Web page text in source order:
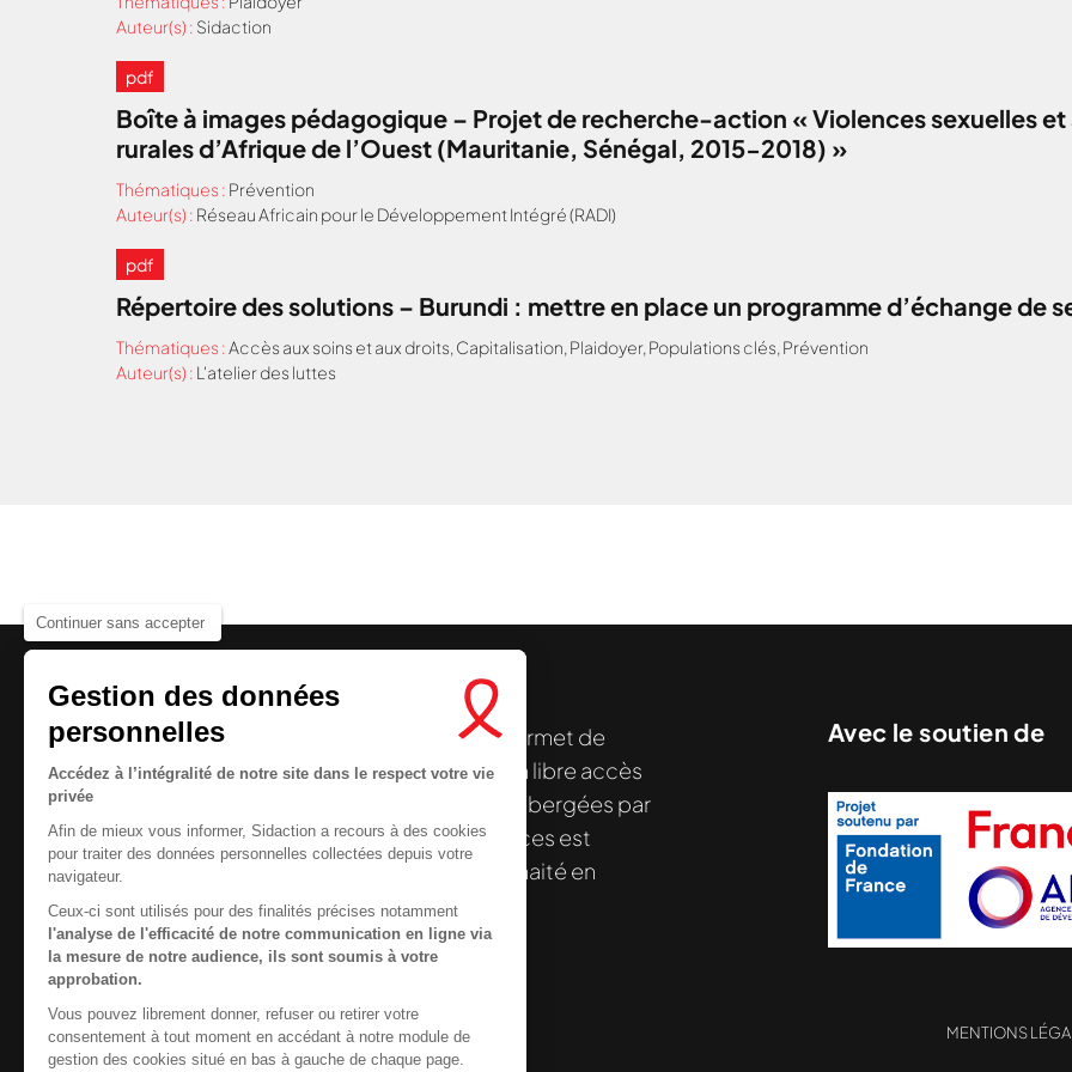
Continuer sans accepter
Gestion des données
personnelles
Accédez à l’intégralité de notre site dans le respect votre vie
privée
Afin de mieux vous informer, Sidaction a recours à des cookies
pour traiter des données personnelles collectées depuis votre
navigateur.
Ceux-ci sont utilisés pour des finalités précises notamment
l'analyse de l'efficacité de notre communication en ligne via
la mesure de notre audience, ils sont soumis à votre
approbation.
Vous pouvez librement donner, refuser ou retirer votre
consentement à tout moment en accédant à notre module de
gestion des cookies situé en bas à gauche de chaque page.
Auteur(s) : Sidaction
pdf
Boîte à images pédagogique – Projet de recherche-action « Violences sexuelles
rurales d’Afrique de l’Ouest (Mauritanie, Sénégal, 2015-2018) »
Thématiques : Prévention
Auteur(s) : Réseau Africain pour le Développement Intégré (RADI)
pdf
Répertoire des solutions – Burundi : mettre en place un programme d’échange de
Thématiques :Accès aux soins et aux droits, Capitalisation, Plaidoyer, Populations clés, Prévention
Auteur(s) : L'atelier des luttes
Nous cherchons le contenu demandé....
Le centre de ressources de Sidactionpermet de
disposer de ressources francophones en libre accès
. À l’origine, hébergées par
la Plateforme ELSA, le Centre de ressources est
désormais gérée par Sidaction qui a souhaité en
reprendre le pilotage.
Avec le soutien de
Contactez-nous
MENTIONS